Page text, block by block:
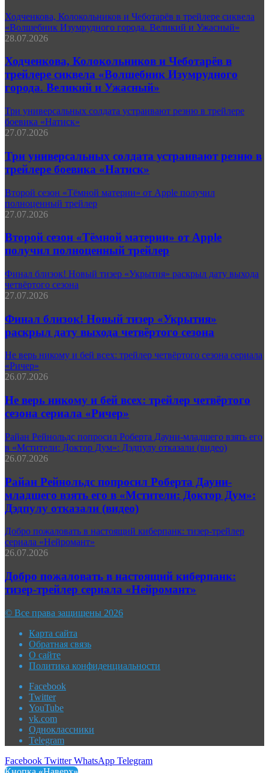
Ходченкова, Колокольников и Чеботарёв в трейлере сиквела
«Волшебник Изумрудного города. Великий и Ужасный»
28.07.2026
Ходченкова, Колокольников и Чеботарёв в
трейлере сиквела «Волшебник Изумрудного
города. Великий и Ужасный»
Три универсальных солдата устраивают резню в трейлере
боевика «Натиск»
27.07.2026
Три универсальных солдата устраивают резню в
трейлере боевика «Натиск»
Второй сезон «Тёмной материи» от Apple получил
полноценный трейлер
27.07.2026
Второй сезон «Тёмной материи» от Apple
получил полноценный трейлер
Финал близок! Новый тизер «Укрытия» раскрыл дату выхода
четвёртого сезона
27.07.2026
Финал близок! Новый тизер «Укрытия»
раскрыл дату выхода четвёртого сезона
Не верь никому и бей всех: трейлер четвёртого сезона сериала
«Ричер»
26.07.2026
Не верь никому и бей всех: трейлер четвёртого
сезона сериала «Ричер»
Райан Рейнольдс попросил Роберта Дауни-младшего взять его
в «Мстители: Доктор Дум»: Дэдпулу отказали (видео)
26.07.2026
Райан Рейнольдс попросил Роберта Дауни-
младшего взять его в «Мстители: Доктор Дум»:
Дэдпулу отказали (видео)
Добро пожаловать в настоящий киберпанк: тизер-трейлер
сериала «Нейромант»
26.07.2026
Добро пожаловать в настоящий киберпанк:
тизер-трейлер сериала «Нейромант»
© Все права защищены 2026
Карта сайта
Обратная связь
О сайте
Политика конфиденциальности
Facebook
Twitter
YouTube
vk.com
Одноклассники
Telegram
Facebook Twitter WhatsApp Telegram